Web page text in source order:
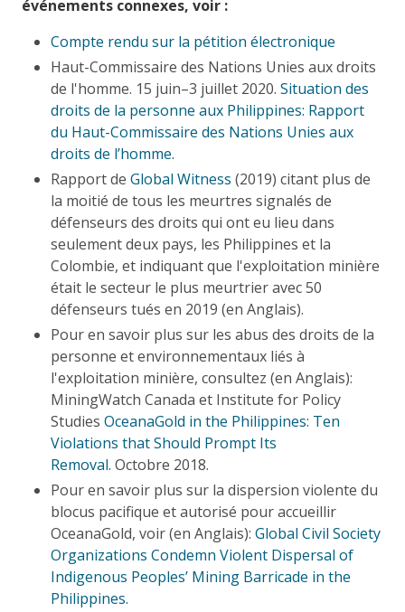
événements connexes, voir :
Compte rendu sur la pétition électronique
Haut-Commissaire des Nations Unies aux droits
de l'homme. 15 juin–3 juillet 2020. Situation des
droits de la personne aux Philippines: Rapport
du Haut-Commissaire des Nations Unies aux
droits de l’homme.
Rapport de Global Witness (2019) citant plus de
la moitié de tous les meurtres signalés de
défenseurs des droits qui ont eu lieu dans
seulement deux pays, les Philippines et la
Colombie, et indiquant que l'exploitation minière
était le secteur le plus meurtrier avec 50
défenseurs tués en 2019 (en Anglais).
Pour en savoir plus sur les abus des droits de la
personne et environnementaux liés à
l'exploitation minière, consultez (en Anglais):
MiningWatch Canada et Institute for Policy
Studies OceanaGold in the Philippines: Ten
Violations that Should Prompt Its
Removal. Octobre 2018.
Pour en savoir plus sur la dispersion violente du
blocus pacifique et autorisé pour accueillir
OceanaGold, voir (en Anglais): Global Civil Society
Organizations Condemn Violent Dispersal of
Indigenous Peoples’ Mining Barricade in the
Philippines.